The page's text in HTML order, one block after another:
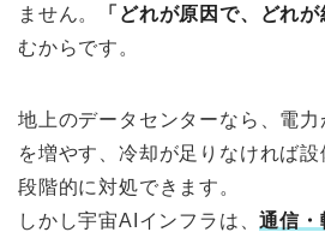
ません。
「どれが原因で、どれが
むからです。
地上のデータセンターなら、電
を増やす、冷却が足りなければ
段階的に対処できます。
しかし宇宙AIインフラは、通信・